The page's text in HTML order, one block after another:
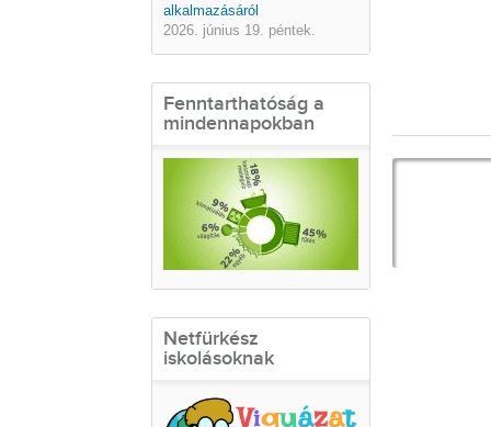
alkalmazásáról
2026. június 19. péntek.
Fenntarthatóság a
mindennapokban
Netfürkész
iskolásoknak